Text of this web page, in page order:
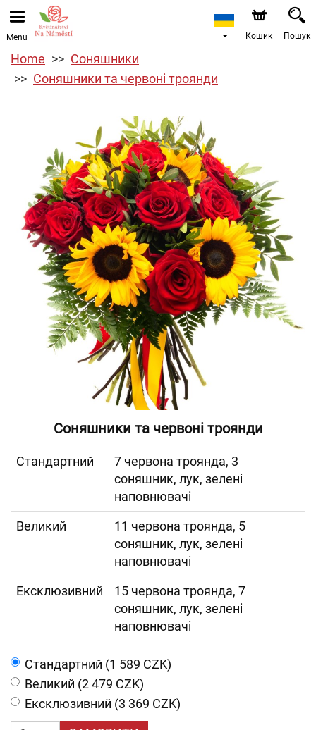
Menu Кошик Пошук
Home
Соняшники
Соняшники та червоні троянди
Соняшники та червоні троянди
Cтандартний
7 червона троянда, 3
соняшник, лук, зелені
наповнювачі
Великий
11 червона троянда, 5
соняшник, лук, зелені
наповнювачі
Ексклюзивний
15 червона троянда, 7
соняшник, лук, зелені
наповнювачі
Cтандартний (1 589 CZK)
Великий (2 479 CZK)
Ексклюзивний (3 369 CZK)